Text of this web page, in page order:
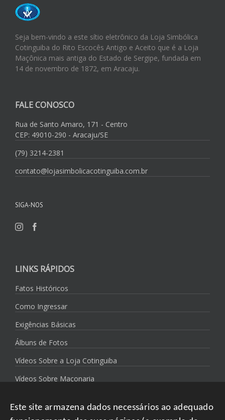
Seja bem-vindo a este sítio eletrônico da Loja Simbólica
Cotinguiba do Rito Escocês Antigo e Aceito que é a Loja
Maçônica mais antiga do Estado de Sergipe, fundada em
14 de novembro de 1872, em Aracaju.
FALE CONOSCO
Rua de Santo Amaro, 171 - Centro
CEP: 49010-290 - Aracaju/SE
(79) 3214-2381
contato@lojasimbolicacotinguiba.com.br
SIGA-NOS
LINKS RÁPIDOS
Fatos Históricos
Como Ingressar
Exigências Básicas
Álbuns de Fotos
Vídeos Sobre a Loja Cotinguiba
Vídeos Sobre Maçonaria
Este site armazena dados necessários ao adequado